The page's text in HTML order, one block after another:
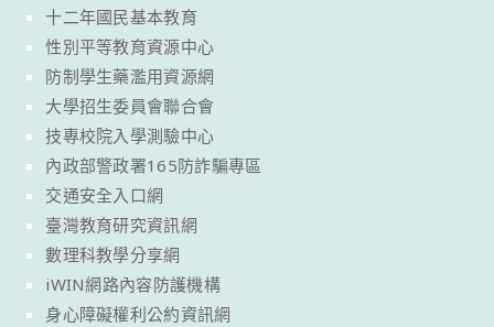
十二年國民基本教育
性別平等教育資源中心
防制學生藥濫用資源網
大學招生委員會聯合會
技專校院入學測驗中心
內政部警政署165防詐騙專區
交通安全入口網
臺灣教育研究資訊網
數理科教學分享網
iWIN網路內容防護機構
身心障礙權利公約資訊網